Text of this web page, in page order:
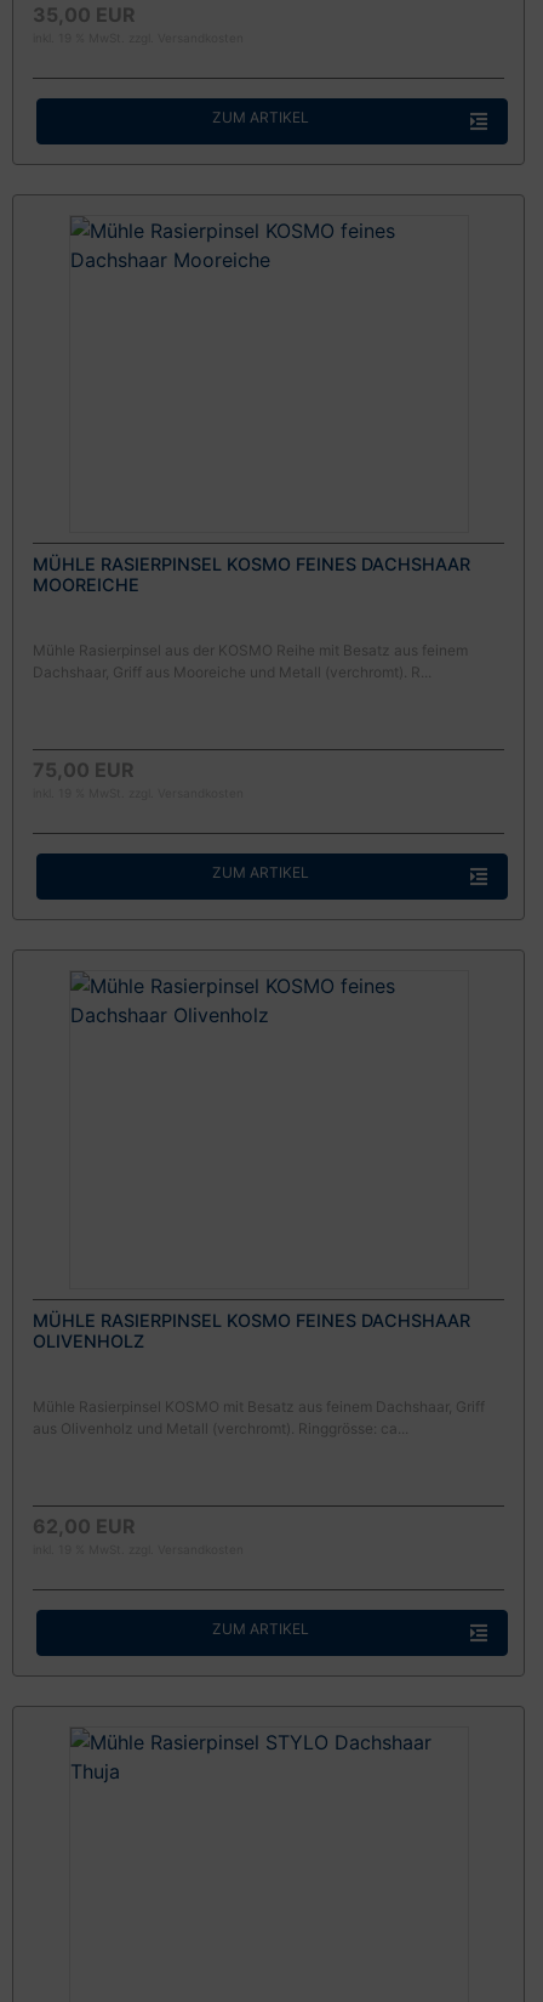
35,00 EUR
ZUM ARTIKEL
MÜHLE RASIERPINSEL KOSMO FEINES DACHSHAAR
MOOREICHE
Mühle Rasierpinsel aus der KOSMO Reihe mit Besatz aus feinem
Dachshaar, Griff aus Mooreiche und Metall (verchromt). R...
75,00 EUR
ZUM ARTIKEL
MÜHLE RASIERPINSEL KOSMO FEINES DACHSHAAR
OLIVENHOLZ
Mühle Rasierpinsel KOSMO mit Besatz aus feinem Dachshaar, Griff
aus Olivenholz und Metall (verchromt). Ringgrösse: ca...
62,00 EUR
ZUM ARTIKEL